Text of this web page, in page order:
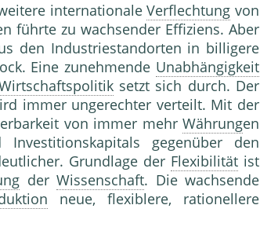
internationaleVerflechtung von
führte zu wachsender Effiziens. Aber
den Industriestandorten in billigere
Eine zunehmende Unabhängigkeit
setzt sich durch. Der
immer ungerechter verteilt. Mit der
von immer mehrWährungen
gegenüber den
Grundlage der Flexibilität ist
der Wissenschaft. Die wachsende
neue, flexiblere, rationellere